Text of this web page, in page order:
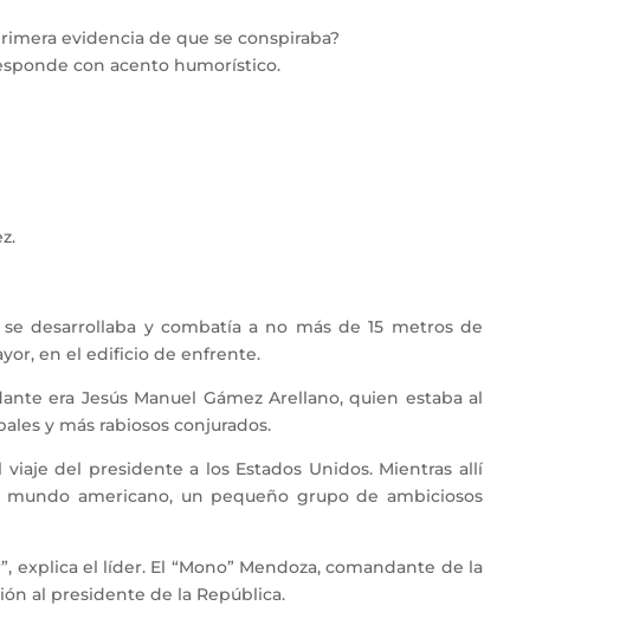
evidencia de que se conspiraba?
con acento humorístico.
desarrollaba y combatía a no más de 15 metros de
en el edificio de enfrente.
era Jesús Manuel Gámez Arellano, quien estaba al
y más rabiosos conjurados.
del presidente a los Estados Unidos. Mientras allí
americano, un pequeño grupo de ambiciosos
el líder. El “Mono” Mendoza, comandante de la
al presidente de la República.